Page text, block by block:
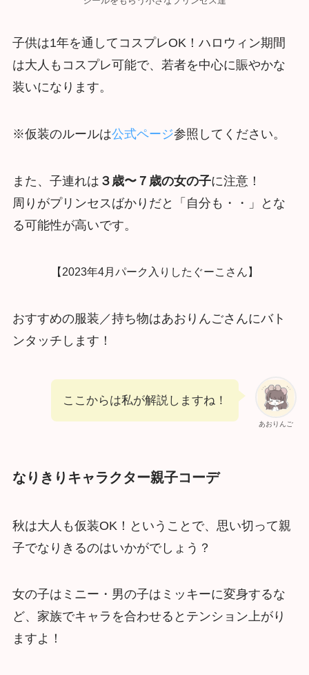
子供は1年を通してコスプレOK！ハロウィン期間
は大人もコスプレ可能で、若者を中心に賑やかな
装いになります。
※仮装のルールは公式ページ参照してください。
また、子連れは ３歳〜７歳の女の子に注意！
周りがプリンセスばかりだと「自分も・・」とな
る可能性が高いです。
【2023年4月パーク入りしたぐーこさん】
おすすめの服装／持ち物はあおりんごさんにバト
ンタッチします！
あおりんご
ここからは私が解説しますね！
なりきりキャラクター親子コーデ
秋は大人も仮装OK！ということで、思い切って親
子でなりきるのはいかがでしょう？
女の子はミニー・男の子はミッキーに変身するな
ど、家族でキャラを合わせるとテンション上がり
ますよ！